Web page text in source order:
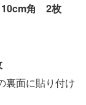
10cm角 2枚
裏面に貼り付け